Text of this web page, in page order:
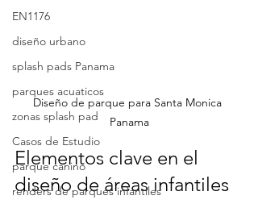
EN1176
diseño urbano
splash pads Panama
parques acuaticos
zonas splash pad
Casos de Estudio
parque canino
renders de parques infantiles
Diseño de parque para Santa Monica
Panama
Elementos clave en el
diseño de áreas infantiles